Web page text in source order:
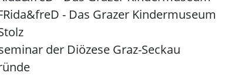
- Das Grazer Kindermuseum
der Diözese Graz-Seckau